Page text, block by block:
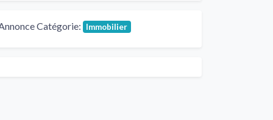
Catégorie: Immobilier